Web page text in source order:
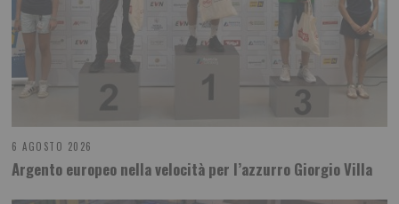
6 AGOSTO 2026
Argento europeo nella velocità per l’azzurro Giorgio Villa